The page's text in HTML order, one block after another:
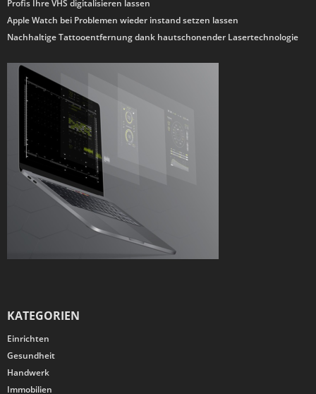
Profis Ihre VHS digitalisieren lassen
Apple Watch bei Problemen wieder instand setzen lassen
Nachhaltige Tattooentfernung dank hautschonender Lasertechnologie
KATEGORIEN
Einrichten
Gesundheit
Handwerk
Immobilien